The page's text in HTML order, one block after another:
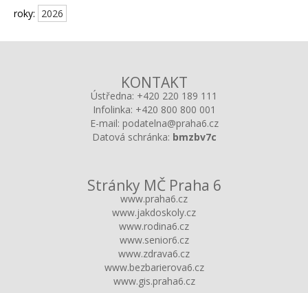
roky: 2026
KONTAKT
Ústředna: +420 220 189 111
Infolinka: +420 800 800 001
E-mail: podatelna@praha6.cz
Datová schránka: bmzbv7c
Stránky MČ Praha 6
www.praha6.cz
www.jakdoskoly.cz
www.rodina6.cz
www.senior6.cz
www.zdrava6.cz
www.bezbarierova6.cz
www.gis.praha6.cz